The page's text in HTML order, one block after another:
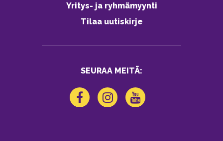
Yritys- ja ryhmämyynti
Tilaa uutiskirje
SEURAA MEITÄ: